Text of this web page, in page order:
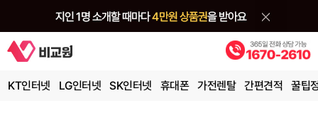
KT인터넷 LG인터넷 SK인터넷 휴대폰 가전렌탈 간편견적 꿀팁